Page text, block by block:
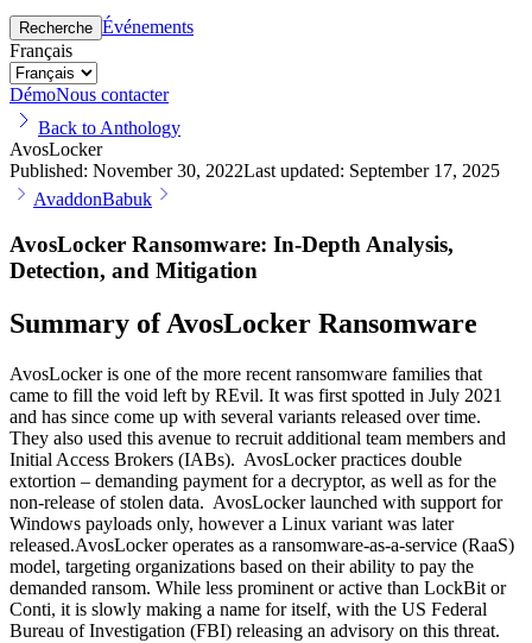
Recherche Événements
Français
DémoNous contacter
Back to Anthology
AvosLocker
Published: November 30, 2022Last updated: September 17, 2025
AvaddonBabuk
AvosLocker Ransomware: In-Depth Analysis,
Detection, and Mitigation
Summary of AvosLocker Ransomware
AvosLocker is one of the more recent ransomware families that
came to fill the void left by REvil. It was first spotted in July 2021
and has since come up with several variants released over time.
They also used this avenue to recruit additional team members and
Initial Access Brokers (IABs). AvosLocker practices double
extortion – demanding payment for a decryptor, as well as for the
non-release of stolen data. AvosLocker launched with support for
Windows payloads only, however a Linux variant was later
released.AvosLocker operates as a ransomware-as-a-service (RaaS)
model, targeting organizations based on their ability to pay the
demanded ransom. While less prominent or active than LockBit or
Conti, it is slowly making a name for itself, with the US Federal
Bureau of Investigation (FBI) releasing an advisory on this threat.